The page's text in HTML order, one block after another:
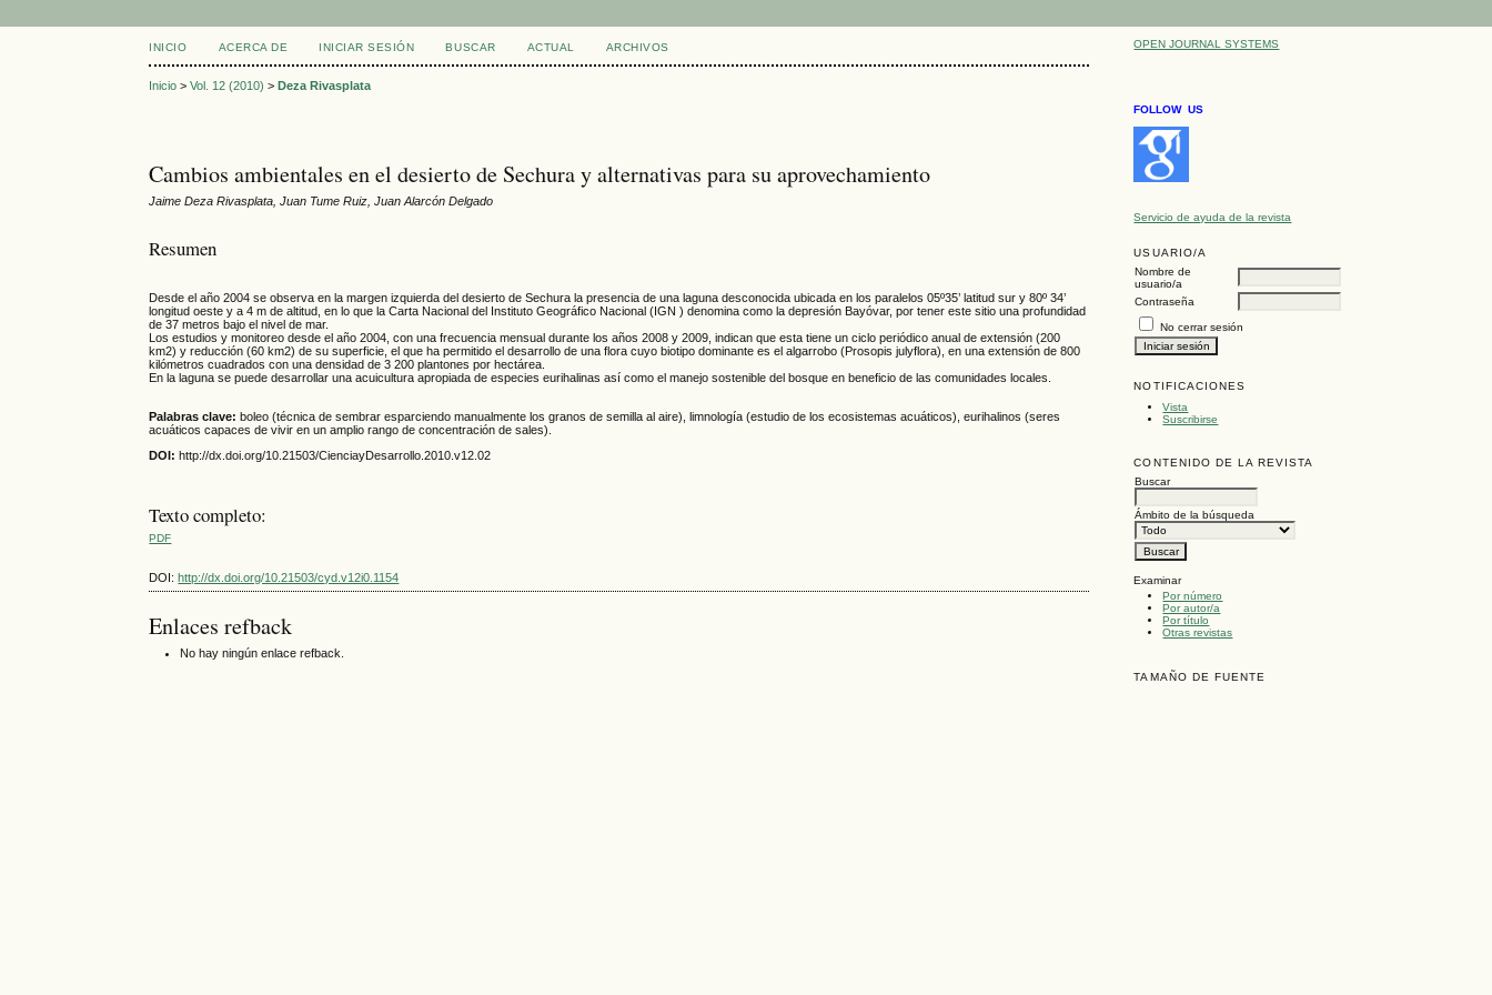
OPEN JOURNAL SYSTEMS
FOLLOW US
Servicio de ayuda de la revista
USUARIO/A
Nombre de
usuario/a
Contraseña
No cerrar sesión
NOTIFICACIONES
Vista
Suscribirse
CONTENIDO DE LA REVISTA
Buscar
Ámbito de la búsqueda
Examinar
Por número
Por autor/a
Por título
Otras revistas
TAMAÑO DE FUENTE
INICIO ACERCA DE INICIAR SESIÓN BUSCAR ACTUAL ARCHIVOS
Inicio >Vol. 12 (2010) >Deza Rivasplata
Cambios ambientales en el desierto de Sechura y alternativas para su aprovechamiento
Jaime Deza Rivasplata, Juan Tume Ruiz, Juan Alarcón Delgado
Resumen
Desde el año 2004 se observa en la margen izquierda del desierto de Sechura la presencia de una laguna desconocida ubicada en los paralelos 05º35’ latitud sur y 80º 34’
longitud oeste y a 4 m de altitud, en lo que la Carta Nacional del Instituto Geográfico Nacional (IGN ) denomina como la depresión Bayóvar, por tener este sitio una profundidad
de 37 metros bajo el nivel de mar.
Los estudios y monitoreo desde el año 2004, con una frecuencia mensual durante los años 2008 y 2009, indican que esta tiene un ciclo periódico anual de extensión (200
km2) y reducción (60 km2) de su superficie, el que ha permitido el desarrollo de una flora cuyo biotipo dominante es el algarrobo (Prosopis julyflora), en una extensión de 800
kilómetros cuadrados con una densidad de 3 200 plantones por hectárea.
En la laguna se puede desarrollar una acuicultura apropiada de especies eurihalinas así como el manejo sostenible del bosque en beneficio de las comunidades locales.
Palabras clave: boleo (técnica de sembrar esparciendo manualmente los granos de semilla al aire), limnología (estudio de los ecosistemas acuáticos), eurihalinos (seres
acuáticos capaces de vivir en un amplio rango de concentración de sales).
DOI: http://dx.doi.org/10.21503/CienciayDesarrollo.2010.v12.02
Texto completo:
PDF
DOI: http://dx.doi.org/10.21503/cyd.v12i0.1154
Enlaces refback
No hay ningún enlace refback.